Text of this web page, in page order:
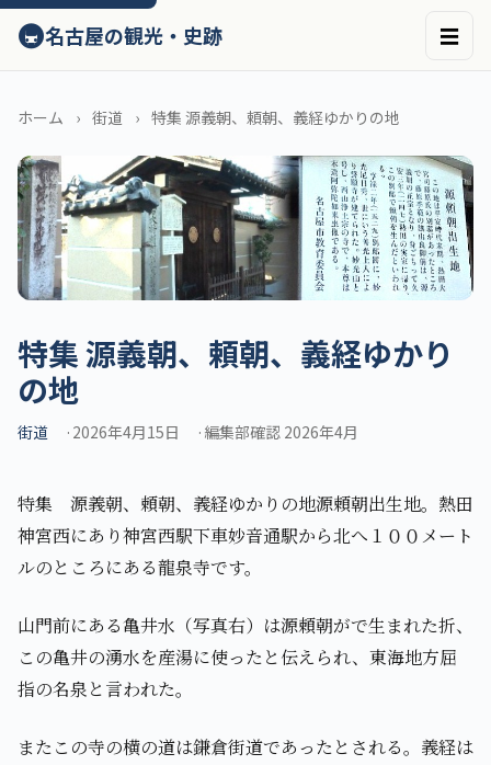
ン
テ
へ
キ
ッ
プ
🚇名古屋の観光・史跡 ☰
ホーム 街道 特集 源義朝、頼朝、義経ゆかりの地
特集 源義朝、頼朝、義経ゆかり
の地
街道 2026年4月15日 編集部確認 2026年4月
特集 源義朝、頼朝、義経ゆかりの地源頼朝出生地。熱田
神宮西にあり神宮西駅下車妙音通駅から北へ１００メート
ルのところにある龍泉寺です。
山門前にある亀井水（写真右）は源頼朝がで生まれた折、
この亀井の湧水を産湯に使ったと伝えられ、東海地方屈
指の名泉と言われた。
またこの寺の横の道は鎌倉街道であったとされる。義経は